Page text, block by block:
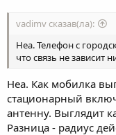
vadimv сказав(ла):
Неа. Телефон с
что связь не зависит
Неа. Как мобилка
стационарный
антенну. Выглядит
Разница - радиус